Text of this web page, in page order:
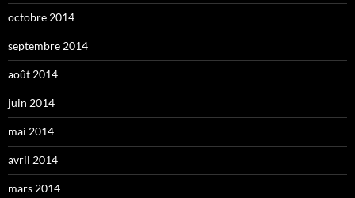
octobre 2014
septembre 2014
août 2014
juin 2014
mai 2014
avril 2014
mars 2014